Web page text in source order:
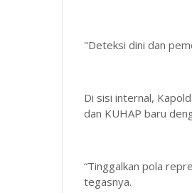
"Deteksi dini dan
Di sisi internal,
dan KUHAP baru
“Tinggalkan pola
tegasnya.